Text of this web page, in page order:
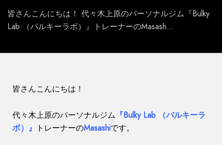
皆さんこんにちは！ 代々木上原のパーソナルジム『Bulky
Lab （バルキーラボ）』トレーナーのMasash...
皆さんこんにちは！
代々木上原のパーソナルジム 『Bulky Lab （バルキーラ
ボ）』
トレーナーのMasashiです。